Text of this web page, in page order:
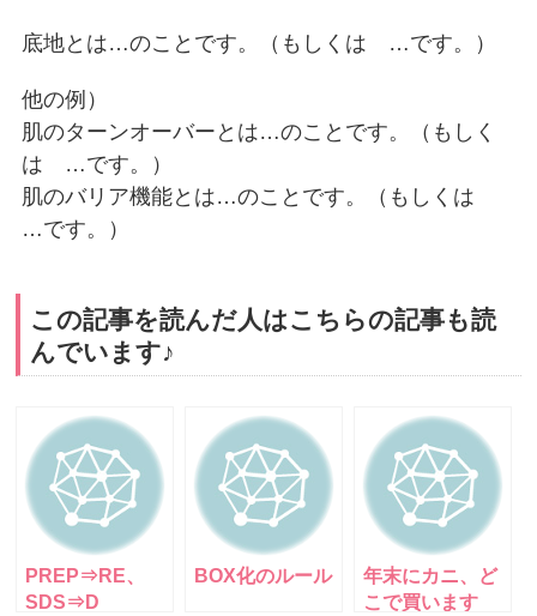
底地とは…のことです。（もしくは …です。）
他の例）
肌のターンオーバーとは…のことです。（もしく
は …です。）
肌のバリア機能とは…のことです。（もしくは
…です。）
この記事を読んだ人はこちらの記事も読
んでいます♪
PREP⇒RE、
SDS⇒D
BOX化のルール
年末にカニ、ど
こで買います